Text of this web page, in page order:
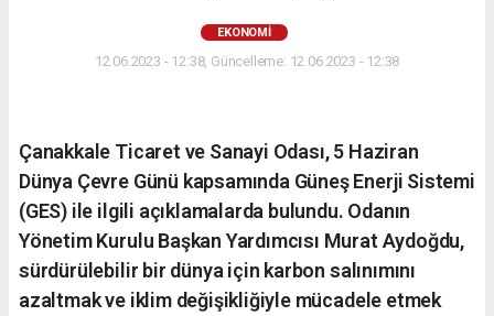
EKONOMI
12.06.2023 - 12:38, Güncelleme: 12.06.2023 - 12:38
Çanakkale Ticaret ve Sanayi Odası, 5 Haziran
Dünya Çevre Günü kapsamında Güneş Enerji Sistemi
(GES) ile ilgili açıklamalarda bulundu. Odanın
Yönetim Kurulu Başkan Yardımcısı Murat Aydoğdu,
sürdürülebilir bir dünya için karbon salınımını
azaltmak ve iklim değişikliğiyle mücadele etmek